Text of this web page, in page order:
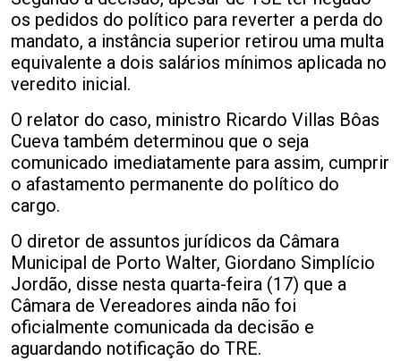
os pedidos do político para reverter a perda do
mandato, a instância superior retirou uma multa
equivalente a dois salários mínimos aplicada no
veredito inicial.
O relator do caso, ministro Ricardo Villas Bôas
Cueva também determinou que o seja
comunicado imediatamente para assim, cumprir
o afastamento permanente do político do
cargo.
O diretor de assuntos jurídicos da Câmara
Municipal de Porto Walter, Giordano Simplício
Jordão, disse nesta quarta-feira (17) que a
Câmara de Vereadores ainda não foi
oficialmente comunicada da decisão e
aguardando notificação do TRE.